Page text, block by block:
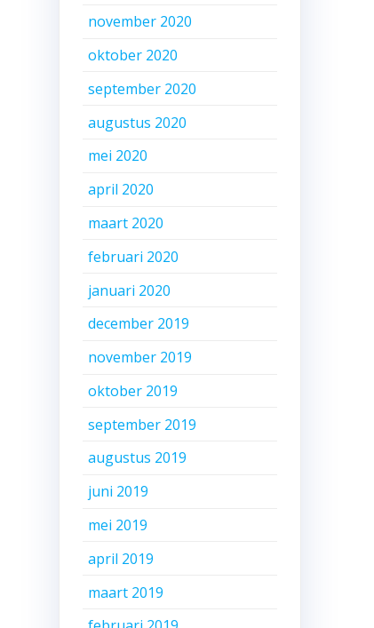
november 2020
oktober 2020
september 2020
augustus 2020
mei 2020
april 2020
maart 2020
februari 2020
januari 2020
december 2019
november 2019
oktober 2019
september 2019
augustus 2019
juni 2019
mei 2019
april 2019
maart 2019